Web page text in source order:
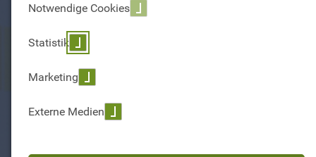
BUSINESS INTELLIGENCE
FÜR FACHABTEILUNGEN
Notwendige Cookies
Statistik
Marketing
Externe Medien